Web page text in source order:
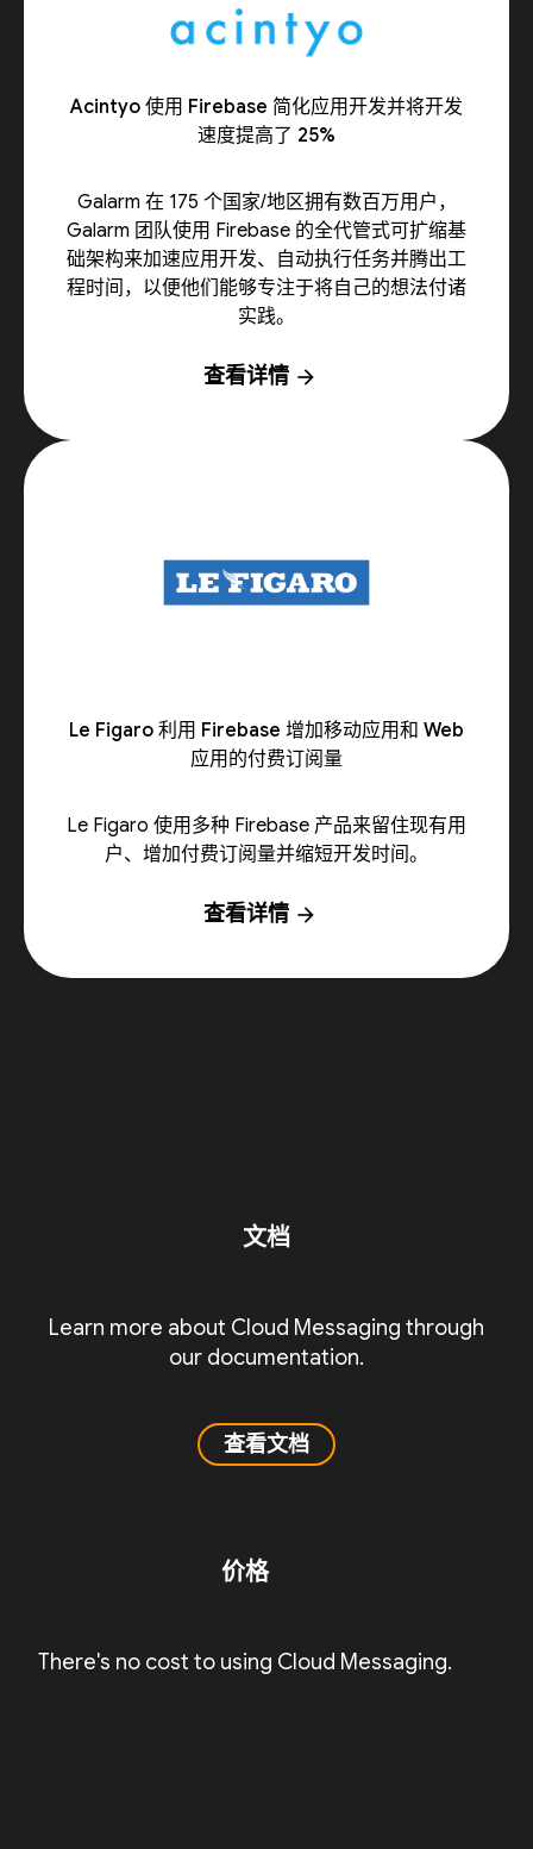
Acintyo 使用 Firebase 简化应用开发并将开发
速度提高了 25%
Galarm 在 175 个国家/地区拥有数百万用户，
Galarm 团队使用 Firebase 的全代管式可扩缩基
础架构来加速应用开发、自动执行任务并腾出工
程时间，以便他们能够专注于将自己的想法付诸
实践。
查看详情 arrow_forward
Le Figaro 利用 Firebase 增加移动应用和 Web
应用的付费订阅量
Le Figaro 使用多种 Firebase 产品来留住现有用
户、增加付费订阅量并缩短开发时间。
查看详情 arrow_forward
文档
Learn more about Cloud Messaging through
our documentation.
查看文档
价格
There's no cost to using Cloud Messaging.